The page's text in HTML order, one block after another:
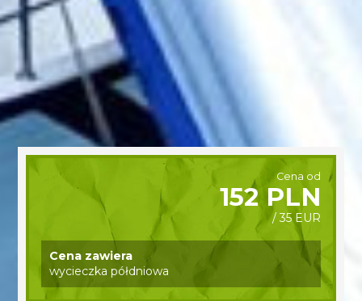
Cena od
152 PLN
/ 35 EUR
Cena zawiera
wycieczka półdniowa